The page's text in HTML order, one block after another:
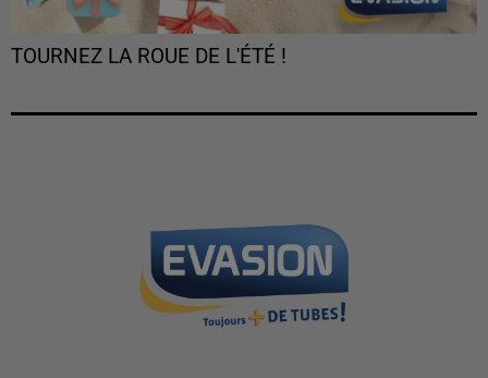
TOURNEZ LA ROUE DE L'ÉTÉ !